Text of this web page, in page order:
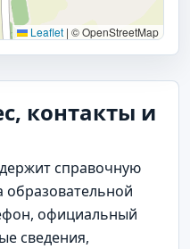
Leaflet | © OpenStreetMap
контакты и
справочную
официальный
сведения,